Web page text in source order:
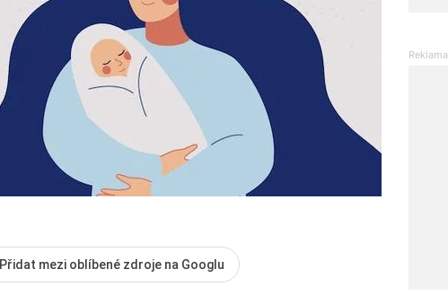
Přidat mezi oblíbené zdroje na Googlu